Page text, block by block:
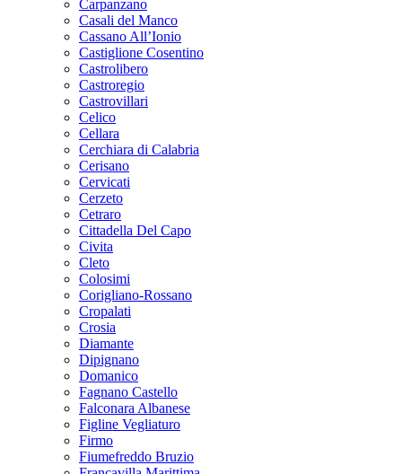
Carpanzano
Casali del Manco
Cassano All’Ionio
Castiglione Cosentino
Castrolibero
Castroregio
Castrovillari
Celico
Cellara
Cerchiara di Calabria
Cerisano
Cervicati
Cerzeto
Cetraro
Cittadella Del Capo
Civita
Cleto
Colosimi
Corigliano-Rossano
Cropalati
Crosia
Diamante
Dipignano
Domanico
Fagnano Castello
Falconara Albanese
Figline Vegliaturo
Firmo
Fiumefreddo Bruzio